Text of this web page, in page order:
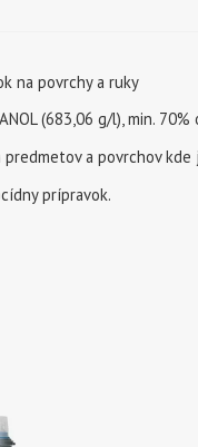
na povrchy a ruky
(683,06 g/l), min.
a povrchov
prípravok.